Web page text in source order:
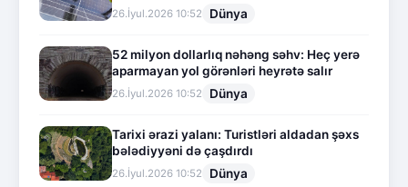
26.İyul.2026 10:52 Dünya
52 milyon dollarlıq nəhəng səhv: Heç yerə
aparmayan yol görənləri heyrətə salır
26.İyul.2026 10:52 Dünya
Tarixi ərazi yalanı: Turistləri aldadan şəxs
bələdiyyəni də çaşdırdı
26.İyul.2026 10:52 Dünya